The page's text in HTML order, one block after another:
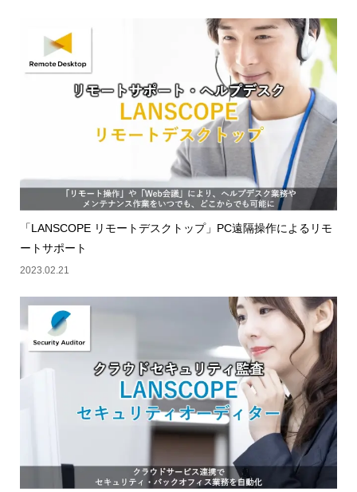
「LANSCOPE リモートデスクトップ」PC遠隔操作によるリモ
ートサポート
2023.02.21